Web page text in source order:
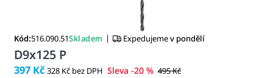
Kód:516.090.51Skladem | Expedujemev pondělí
D9x125 P
397 Kč 328 Kč bez DPH Sleva -20 % 495 Kč